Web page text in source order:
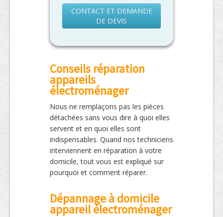
CONTACT ET DEMANDE
DE DEVIS
Conseils réparation
appareils
électroménager
Nous ne remplaçons pas les pièces
détachées sans vous dire à quoi elles
servent et en quoi elles sont
indispensables. Quand nos techniciens
interviennent en réparation à votre
domicile, tout vous est expliqué sur
pourquoi et comment réparer.
Dépannage à domicile
appareil électroménager